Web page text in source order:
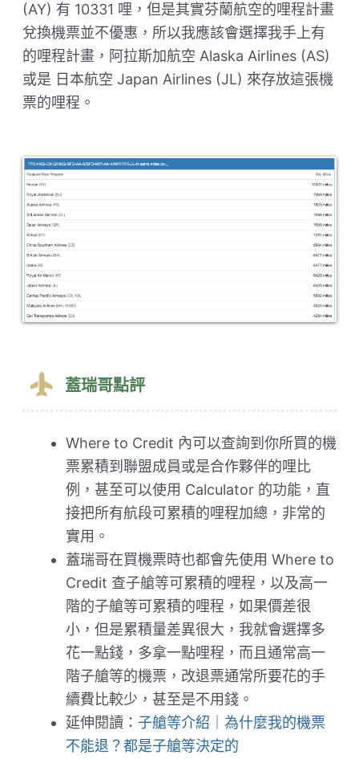
(AY) 有 10331 哩，但是其實芬蘭航空的哩程計畫
兌換機票並不優惠，所以我應該會選擇我手上有
的哩程計畫，阿拉斯加航空 Alaska Airlines (AS)
或是 日本航空 Japan Airlines (JL) 來存放這張機
票的哩程。
蓋瑞哥點評
Where to Credit 內可以查詢到你所買的機
票累積到聯盟成員或是合作夥伴的哩比
例，甚至可以使用 Calculator 的功能，直
接把所有航段可累積的哩程加總，非常的
實用。
蓋瑞哥在買機票時也都會先使用 Where to
Credit 查子艙等可累積的哩程，以及高一
階的子艙等可累積的哩程，如果價差很
小，但是累積量差異很大，我就會選擇多
花一點錢，多拿一點哩程，而且通常高一
階子艙等的機票，改退票通常所要花的手
續費比較少，甚至是不用錢。
延伸閱讀： 子艙等介紹｜為什麼我的機票
不能退？都是子艙等決定的